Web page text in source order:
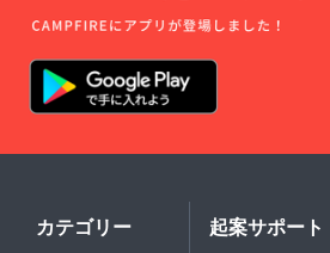
カテゴリー 起案サポート